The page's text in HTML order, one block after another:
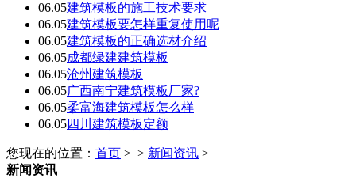
06.05建筑模板的施工技术要求
06.05建筑模板要怎样重复使用呢
06.05建筑模板的正确选材介绍
06.05成都绿建建筑模板
06.05沧州建筑模板
06.05广西南宁建筑模板厂家?
06.05柔富海建筑模板怎么样
06.05四川建筑模板定额
您现在的位置： 首页 > > 新闻资讯 >
新闻资讯